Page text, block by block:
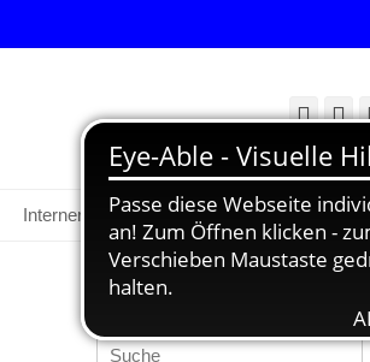
Interner Bereich
Suchen